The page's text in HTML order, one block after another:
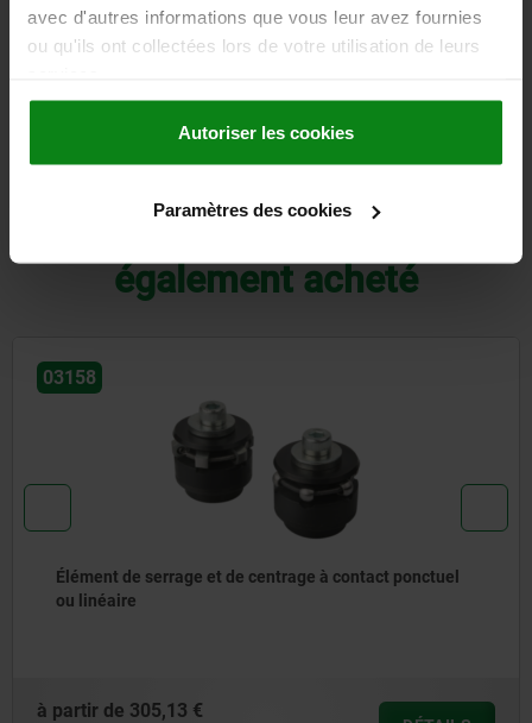
avec d'autres informations que vous leur avez fournies
ou qu'ils ont collectées lors de votre utilisation de leurs
Autoriser les cookies
Paramètres des cookies
DÉTAILS
CAO
également acheté
Étau de bridage de forme carré
à partir de